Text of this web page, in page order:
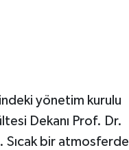
yönetim kurulu
Dekanı Prof. Dr.
Sıcak bir atmosferde